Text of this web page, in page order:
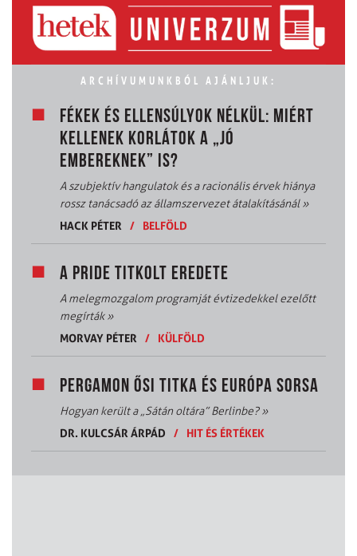
ARCHÍVUMUNKBÓL AJÁNLJUK:
FÉKEK ÉS ELLENSÚLYOK NÉLKÜL: MIÉRT
KELLENEK KORLÁTOK A „JÓ
EMBEREKNEK” IS?
A szubjektív hangulatok és a racionális érvek hiánya
rossz tanácsadó az államszervezet átalakításánál»
HACK PÉTER
/ BELFÖLD
A PRIDE TITKOLT EREDETE
A melegmozgalom programját évtizedekkel ezelőtt
megírták»
MORVAY PÉTER
/ KÜLFÖLD
PERGAMON ŐSI TITKA ÉS EURÓPA SORSA
Hogyan került a „Sátán oltára” Berlinbe?»
DR. KULCSÁR ÁRPÁD
/ HIT ÉS ÉRTÉKEK